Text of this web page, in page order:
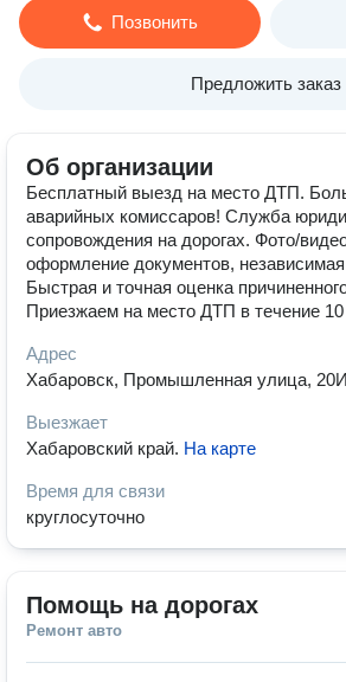
Позвонить
Предложить заказ
Об организации
Бесплатный выезд на место ДТП.
аварийных комиссаров! Служба
сопровождения на дорогах. Фото/
оформление документов, независимая
Быстрая и точная оценка
Приезжаем на место ДТП в течение 10
Адрес
Хабаровск, Промышленная улица, 20И
Выезжает
Хабаровский край. На карте
Время для связи
круглосуточно
Помощь на дорогах
Ремонт авто